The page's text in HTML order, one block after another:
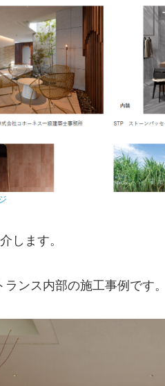
します。
ンス内部の施工事例です。